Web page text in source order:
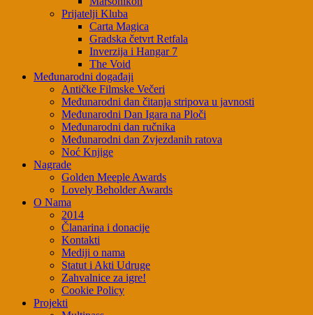
Prijatelji Kluba
Carta Magica
Gradska četvrt Retfala
Inverzija i Hangar 7
The Void
Međunarodni događaji
Antičke Filmske Večeri
Međunarodni dan čitanja stripova u javnosti
Međunarodni Dan Igara na Ploči
Međunarodni dan ručnika
Međunarodni dan Zvjezdanih ratova
Noć Knjige
Nagrade
Golden Meeple Awards
Lovely Beholder Awards
O Nama
2014
Članarina i donacije
Kontakti
Mediji o nama
Statut i Akti Udruge
Zahvalnice za igre!
Cookie Policy
Projekti